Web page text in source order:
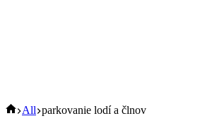
Domov
All parkovanie lodí a člnov